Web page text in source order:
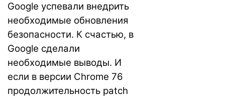
Google успевали внедрить
необходимые обновления
безопасности. К счастью, в
Google сделали
необходимые выводы. И
если в версии Chrome 76
продолжительность patch